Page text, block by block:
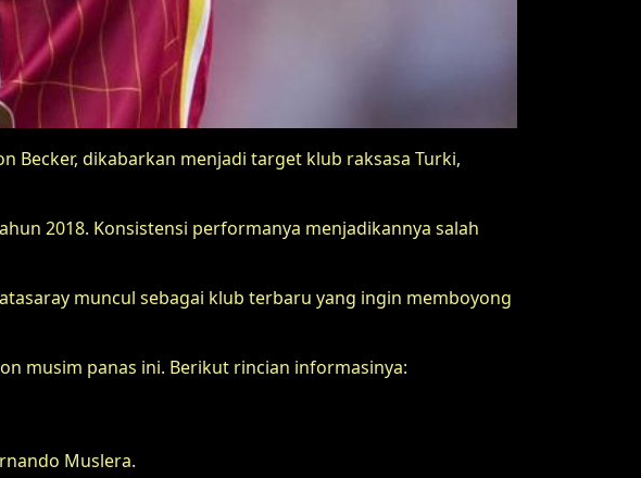
Becker, dikabarkan menjadi target klub raksasa Turki,
2018. Konsistensi performanya menjadikannya salah
muncul sebagai klub terbaru yang ingin memboyong
musim panas ini. Berikut rincian informasinya:
Muslera.